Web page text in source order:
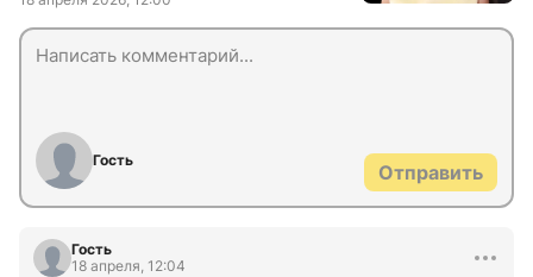
Гость
Отправить
Гость
18 апреля, 12:04